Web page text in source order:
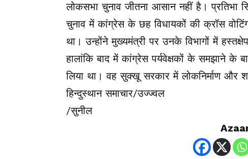
लोकसभा चुनाव जीतना आसान नहीं है। प्रतिभा
चुनाव में कांग्रेस के छह विधायकों की क्रॉस
था। उन्होंने मुख्यमंत्री पर उनके विभागों में
हालांकि बाद में कांग्रेस पर्यवेक्षकों के समझाने के
लिया था। वह सुक्खू सरकार में लोकनिर्माण और
हिन्दुस्थान समाचार/उज्ज्वल
/सुनील